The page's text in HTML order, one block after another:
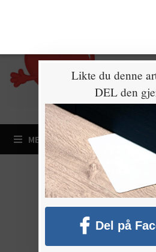
MENY
Likte du denne
DEL den
Del på